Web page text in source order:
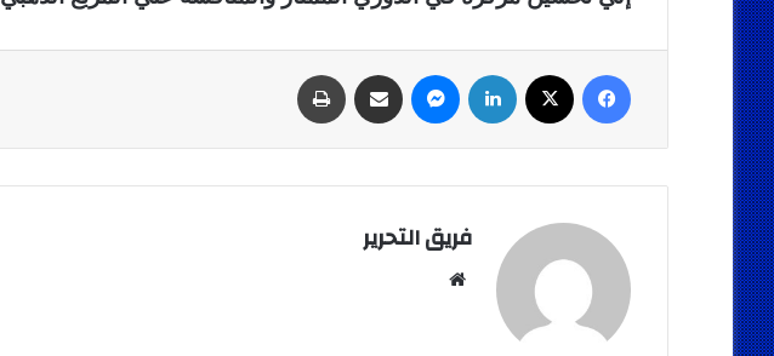
فيسبوك لينكدإن ماسنجر مشاركة عبر البريد
فريق التحرير